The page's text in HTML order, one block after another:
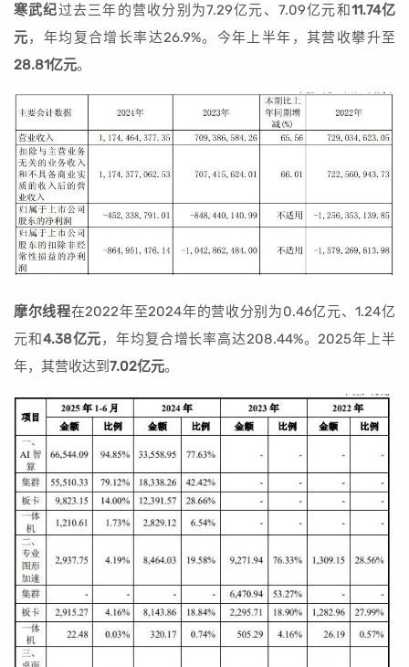
寒武纪过去三年的营收分别为7.29亿元、7.09亿元和11.74亿
元，年均复合增长率达26.9%。今年上半年，其营收攀升至
28.81亿元。
摩尔线程在2022年至2024年的营收分别为0.46亿元、1.24亿
元和4.38亿元，年均复合增长率高达208.44%。2025年上半
年，其营收达到 7.02亿元。